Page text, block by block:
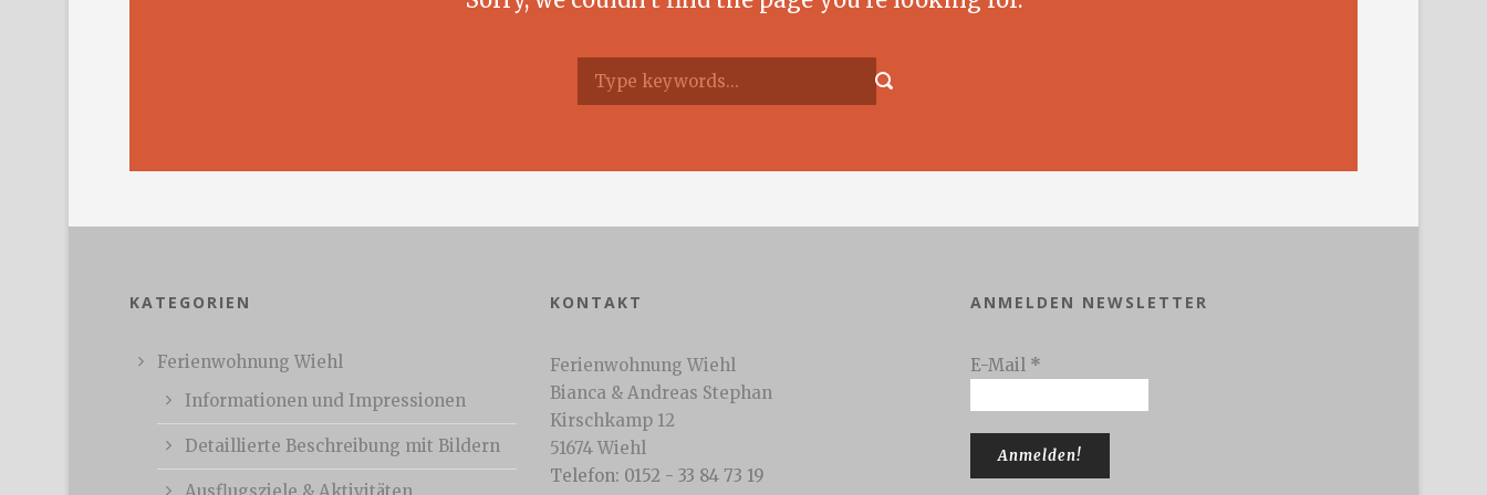
KATEGORIEN
Ferienwohnung Wiehl
Informationen und Impressionen
Detaillierte Beschreibung mit Bildern
KONTAKT
Ferienwohnung Wiehl
Bianca & Andreas Stephan
Kirschkamp 12
51674 Wiehl
Telefon: 0152 - 33 84 73 19
ANMELDEN NEWSLETTER
E-Mail *